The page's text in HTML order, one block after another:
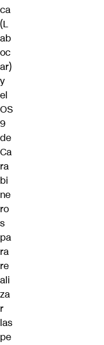
ca
(L
ab
oc
ar)
y
el
OS
9
de
Ca
ra
bi
ne
ro
s
pa
ra
re
ali
za
r
las
pe